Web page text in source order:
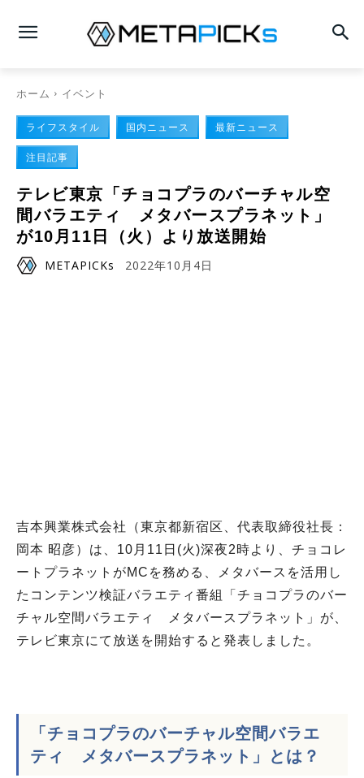
ホーム イベント
ライフスタイル 国内ニュース 最新ニュース
注目記事
テレビ東京「チョコプラのバーチャル空
間バラエティ メタバースプラネット」
が10月11日（火）より放送開始
METAPICKs 2022年10月4日
吉本興業株式会社（東京都新宿区、代表取締役社長：
岡本 昭彦）は、10月11日(火)深夜2時より、チョコレ
ートプラネットがMCを務める、メタバースを活用し
たコンテンツ検証バラエティ番組「チョコプラのバー
チャル空間バラエティ メタバースプラネット」が、
テレビ東京にて放送を開始すると発表しました。
「 チョコプラのバーチャル空間バラエ
ティ メタバースプラネット 」とは？